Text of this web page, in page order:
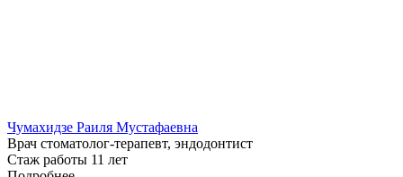
Чумахидзе Раиля Мустафаевна
Врач стоматолог-терапевт, эндодонтист
Стаж работы 11 лет